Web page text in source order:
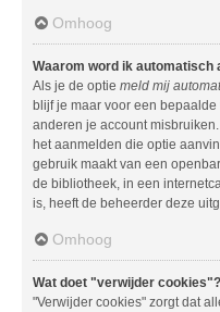
Omhoog
Waarom word ik automatisch
Als je de optie meld mij
blijf je maar voor een
anderen je account
het aanmelden die optie
gebruik maakt van een
de bibliotheek, in een
is, heeft de beheerder deze
Omhoog
Wat doet "verwijder cookies"?
"Verwijder cookies" zorgt dat